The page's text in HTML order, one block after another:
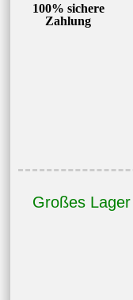
100% sichere
Zahlung
Großes